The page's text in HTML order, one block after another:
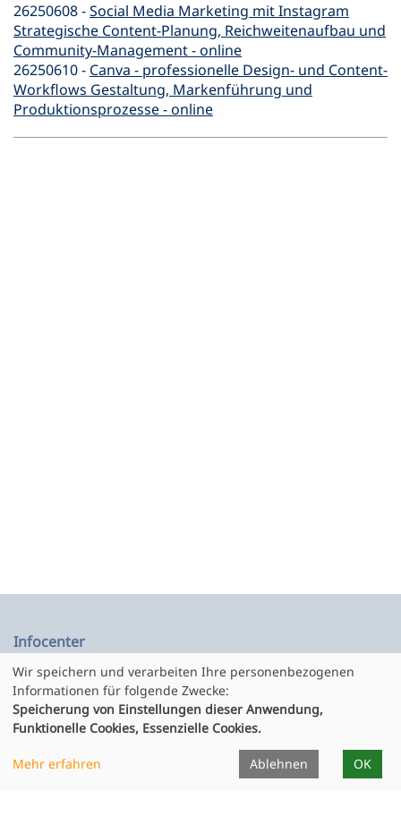
26250608 -Social Media Marketing mit Instagram
Strategische Content-Planung, Reichweitenaufbau und
Community-Management - online
26250610 - Canva - professionelle Design- und Content-
Workflows Gestaltung, Markenführung und
Produktionsprozesse - online
Infocenter
Dozierende
Unterrichtsorte
Formulare
Projekte
Wir speichern und verarbeiten Ihre personenbezogenen
Informationen für folgende Zwecke:
Speicherung von Einstellungen dieser Anwendung,
Funktionelle Cookies, Essenzielle Cookies.
Mehr erfahren Ablehnen OK